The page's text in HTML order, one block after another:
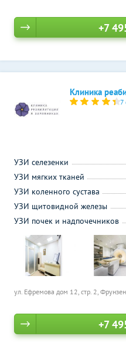
+7
Клиника
7
ул. Ефремова дом 12, стр. 2,
УЗИ селезенки
УЗИ мягких тканей
УЗИ коленного сустава
УЗИ щитовидной железы
УЗИ почек и надпочечников
+7